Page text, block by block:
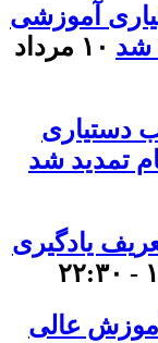
آموزشی
۱۰ مرداد
داوطلب دستیاری
تمدید شد
یادگیری
عالی